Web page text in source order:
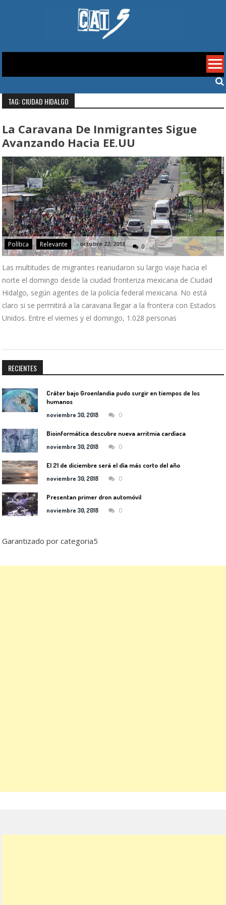
Cat 5
TAG: CIUDAD HIDALGO
La Caravana De Inmigrantes Sigue
Avanzando Hacia EE.UU
Política Relevante -octubre 22, 2018 0
Las multitudes de migrantes reanudaron su largo viaje hacia el
norte el domingo desde la ciudad fronteriza mexicana de Ciudad
Hidalgo, según agentes de la policía federal mexicana. No está
claro si se permitirá a la caravana llegar a la frontera con Estados
Unidos. Entre el viernes y el domingo, 1.028 personas
RECIENTES
Cráter bajo Groenlandia pudo surgir en tiempos de los
humanos
noviembre 30, 2018 0
Bioinformática descubre nueva arritmia cardíaca
noviembre 30, 2018 0
El 21 de diciembre será el día más corto del año
noviembre 30, 2018 0
Presentan primer dron automóvil
noviembre 30, 2018 0
Garantizado por categoria5